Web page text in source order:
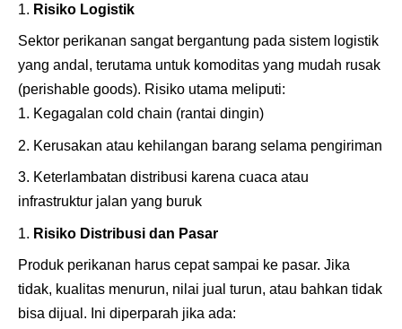
Risiko Logistik
Sektor perikanan sangat bergantung pada sistem logistik
yang andal, terutama untuk komoditas yang mudah rusak
(perishable goods). Risiko utama meliputi:
Kegagalan cold chain (rantai dingin)
Kerusakan atau kehilangan barang selama pengiriman
Keterlambatan distribusi karena cuaca atau
infrastruktur jalan yang buruk
Risiko Distribusi dan Pasar
Produk perikanan harus cepat sampai ke pasar. Jika
tidak, kualitas menurun, nilai jual turun, atau bahkan tidak
bisa dijual. Ini diperparah jika ada: